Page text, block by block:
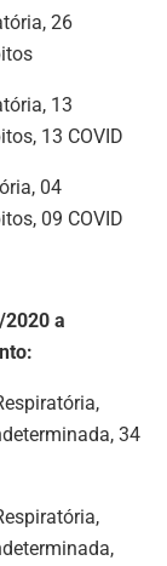
26
13
13 COVID
04
09 COVID
a
34